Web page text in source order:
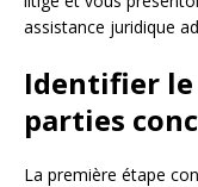
assistance juridique
Identifier
parties
La première étape